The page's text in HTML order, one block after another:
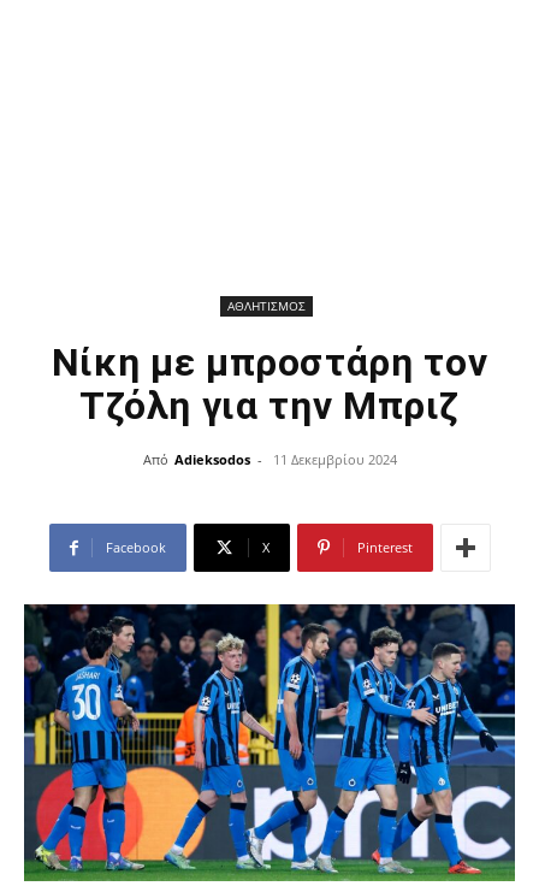
ΑΘΛΗΤΙΣΜΟΣ
Nίκη με μπροστάρη τον
Τζόλη για την Μπριζ
Από Adieksodos - 11 Δεκεμβρίου 2024
Facebook X Pinterest